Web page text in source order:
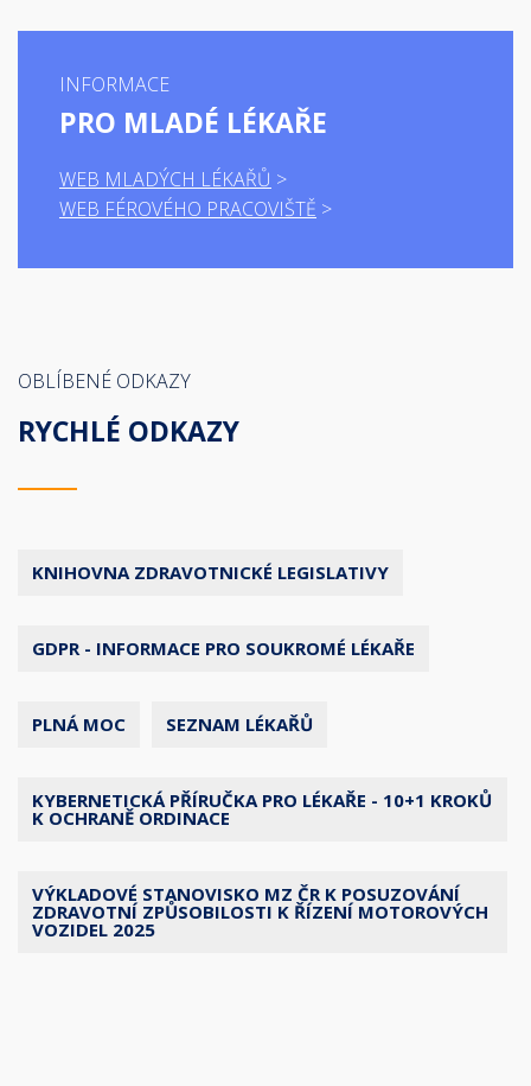
INFORMACE
PRO MLADÉ LÉKAŘE
WEB MLADÝCH LÉKAŘŮ
WEB FÉROVÉHO PRACOVIŠTĚ
OBLÍBENÉ ODKAZY
RYCHLÉ ODKAZY
KNIHOVNA ZDRAVOTNICKÉ LEGISLATIVY
GDPR - INFORMACE PRO SOUKROMÉ LÉKAŘE
PLNÁ MOC SEZNAM LÉKAŘŮ
KYBERNETICKÁ PŘÍRUČKA PRO LÉKAŘE - 10+1 KROKŮ
K OCHRANĚ ORDINACE
VÝKLADOVÉ STANOVISKO MZ ČR K POSUZOVÁNÍ
ZDRAVOTNÍ ZPŮSOBILOSTI K ŘÍZENÍ MOTOROVÝCH
VOZIDEL 2025